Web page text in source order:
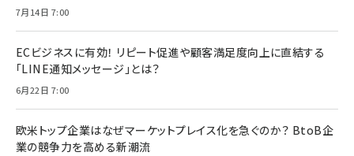
7月14日 7:00
ECビジネスに有効！ リピート促進や顧客満足度向上に直結する
「LINE通知メッセージ」とは？
6月22日 7:00
欧米トップ企業はなぜマーケットプレイス化を急ぐのか？ BtoB企
業の競争力を高める新潮流